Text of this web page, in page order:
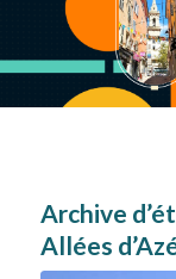
Archive
Allées